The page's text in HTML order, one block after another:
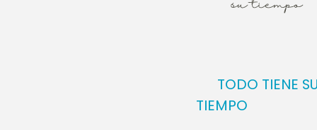
TODO TIENE
TIEMPO